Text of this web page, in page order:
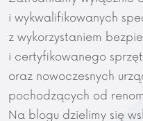
i wykwalifikowanych
z wykorzystaniem
i certyfikowanego
oraz nowoczesnych
pochodzących od
Na blogu dzielimy się